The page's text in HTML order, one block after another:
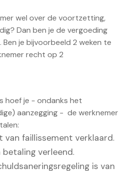
wel over de voortzetting,
Dan ben je de vergoeding
je bijvoorbeeld 2 weken te
recht op 2
hoef je - ondanks het
aanzegging - de werknemer
van faillissement verklaard.
verleend.
is van